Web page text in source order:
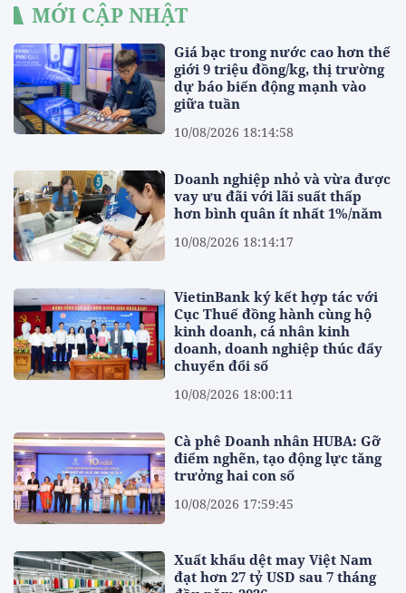
MỚI CẬP NHẬT
Giá bạc trong nước cao hơn thế
giới 9 triệu đồng/kg, thị trường
dự báo biến động mạnh vào
giữa tuần
10/08/2026 18:14:58
Doanh nghiệp nhỏ và vừa được
vay ưu đãi với lãi suất thấp
hơn bình quân ít nhất 1%/năm
10/08/2026 18:14:17
VietinBank ký kết hợp tác với
Cục Thuế đồng hành cùng hộ
kinh doanh, cá nhân kinh
doanh, doanh nghiệp thúc đẩy
chuyển đổi số
10/08/2026 18:00:11
Cà phê Doanh nhân HUBA: Gỡ
điểm nghẽn, tạo động lực tăng
trưởng hai con số
10/08/2026 17:59:45
Xuất khẩu dệt may Việt Nam
đạt hơn 27 tỷ USD sau 7 tháng